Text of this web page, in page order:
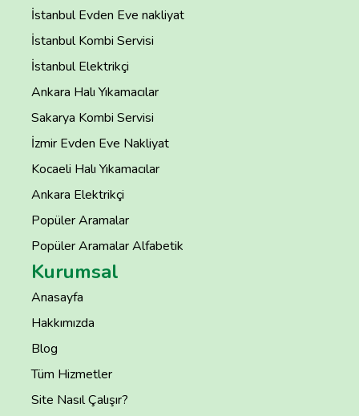
İstanbul Evden Eve nakliyat
İstanbul Kombi Servisi
İstanbul Elektrikçi
Ankara Halı Yıkamacılar
Sakarya Kombi Servisi
İzmir Evden Eve Nakliyat
Kocaeli Halı Yıkamacılar
Ankara Elektrikçi
Popüler Aramalar
Popüler Aramalar Alfabetik
Kurumsal
Anasayfa
Hakkımızda
Blog
Tüm Hizmetler
Site Nasıl Çalışır?